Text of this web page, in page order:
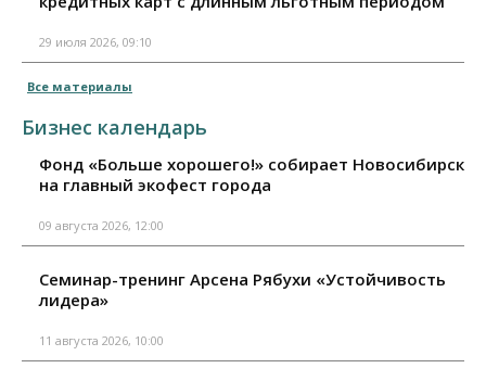
29 июля 2026, 09:10
Все материалы
Бизнес календарь
Фонд «Больше хорошего!» собирает Новосибирск
на главный экофест города
09 августа 2026, 12:00
Семинар-тренинг Арсена Рябухи «Устойчивость
лидера»
11 августа 2026, 10:00